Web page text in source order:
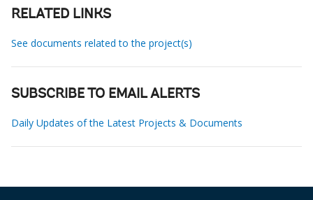
RELATED LINKS
See documents related to the project(s)
SUBSCRIBE TO EMAIL ALERTS
Daily Updates of the Latest Projects & Documents